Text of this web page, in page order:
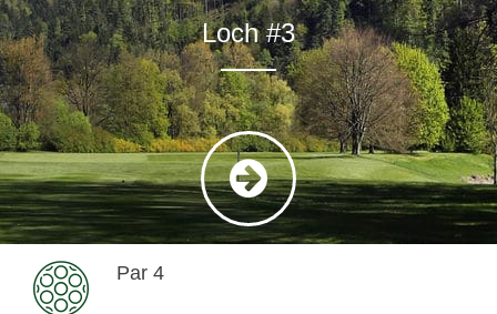
Loch #3
Par 4